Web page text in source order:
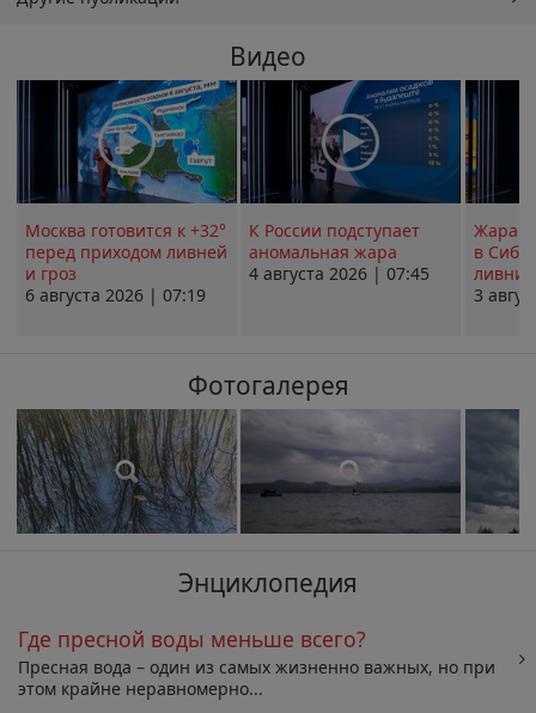
Видео
Москва готовится к +32°
перед приходом ливней
и гроз
6 августа 2026 | 07:19
К России подступает
аномальная жара
4 августа 2026 | 07:45
Жара в
в
ливни
3
Фотогалерея
Энциклопедия
Где пресной воды меньше всего?
Пресная вода – один из самых жизненно важных, но при
этом крайне неравномерно...